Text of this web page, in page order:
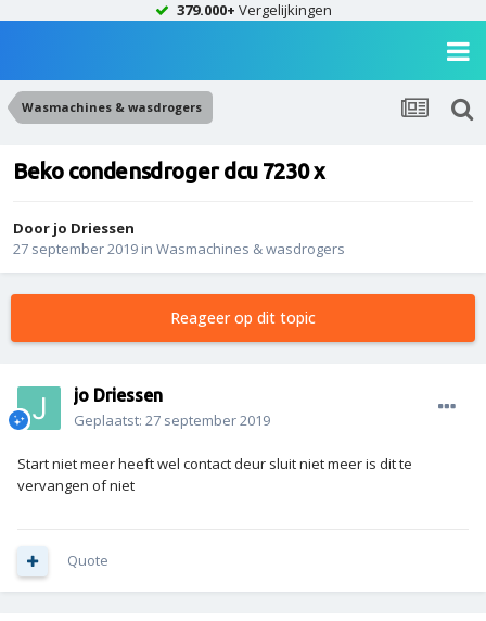
379.000+ Vergelijkingen
Wasmachines & wasdrogers
Beko condensdroger dcu 7230 x
Door jo Driessen
27 september 2019 in Wasmachines & wasdrogers
Reageer op dit topic
jo Driessen
Geplaatst: 27 september 2019
Start niet meer heeft wel contact deur sluit niet meer is dit te
vervangen of niet
Quote